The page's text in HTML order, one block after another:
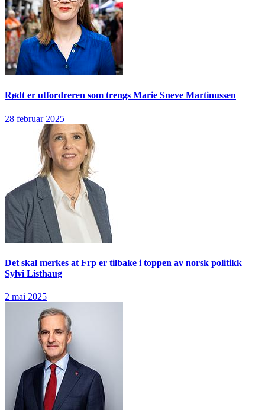
Rødt er utfordreren som trengs Marie Sneve Martinussen
28 februar 2025
Det skal merkes at Frp er tilbake i toppen av norsk politikk
Sylvi Listhaug
2 mai 2025